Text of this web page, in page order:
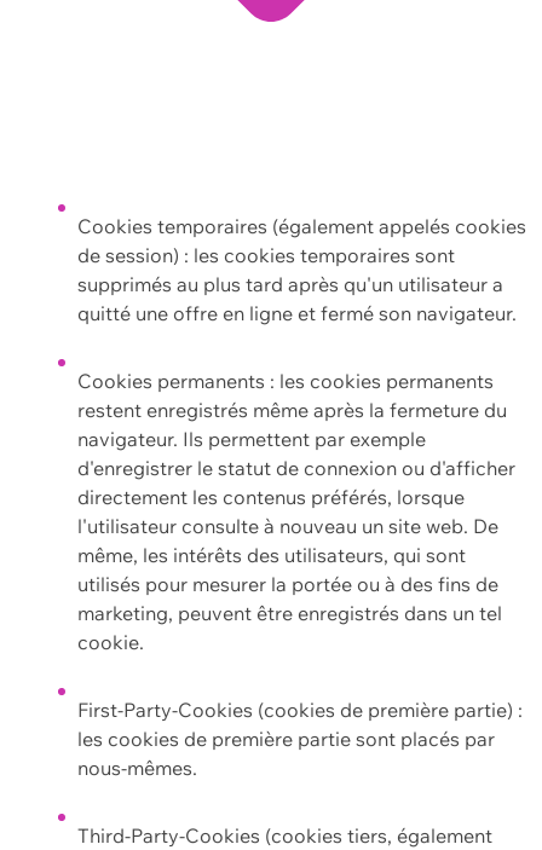
Cookies temporaires (également appelés cookies
de session) : les cookies temporaires sont
supprimés au plus tard après qu'un utilisateur a
quitté une offre en ligne et fermé son navigateur.
Cookies permanents : les cookies permanents
restent enregistrés même après la fermeture du
navigateur. Ils permettent par exemple
d'enregistrer le statut de connexion ou d'afficher
directement les contenus préférés, lorsque
l'utilisateur consulte à nouveau un site web. De
même, les intérêts des utilisateurs, qui sont
utilisés pour mesurer la portée ou à des fins de
marketing, peuvent être enregistrés dans un tel
cookie.
First-Party-Cookies (cookies de première partie) :
les cookies de première partie sont placés par
nous-mêmes.
Third-Party-Cookies (cookies tiers, également